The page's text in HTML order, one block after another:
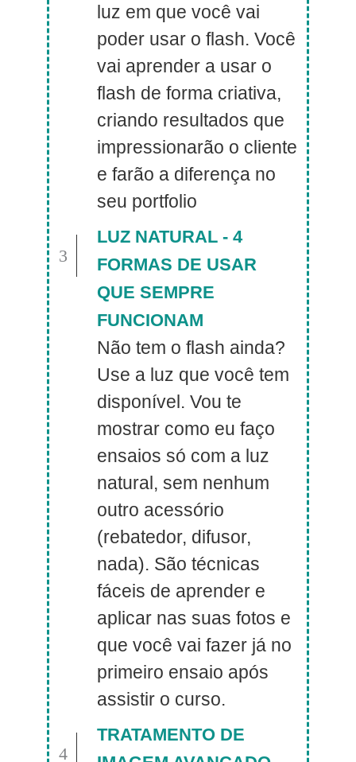
luz em que você vai
poder usar o flash. Você
vai aprender a usar o
flash de forma criativa,
criando resultados que
impressionarão o cliente
e farão a diferença no
seu portfolio
3
LUZ NATURAL - 4
FORMAS DE USAR
QUE SEMPRE
FUNCIONAM
Não tem o flash ainda?
Use a luz que você tem
disponível. Vou te
mostrar como eu faço
ensaios só com a luz
natural, sem nenhum
outro acessório
(rebatedor, difusor,
nada). São técnicas
fáceis de aprender e
aplicar nas suas fotos e
que você vai fazer já no
primeiro ensaio após
assistir o curso.
4
TRATAMENTO DE